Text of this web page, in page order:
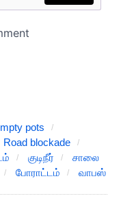
pots
Road blockade
குடிநீர்
சாலை
போராட்டம் வாபஸ்